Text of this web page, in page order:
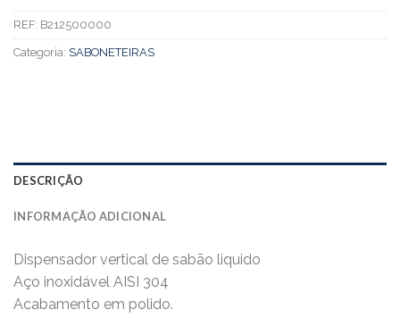
REF: B212500000
Categoria: SABONETEIRAS
DESCRIÇÃO
INFORMAÇÃO ADICIONAL
Dispensador vertical de sabão liquido
Aço inoxidável AISI 304
Acabamento em polido.